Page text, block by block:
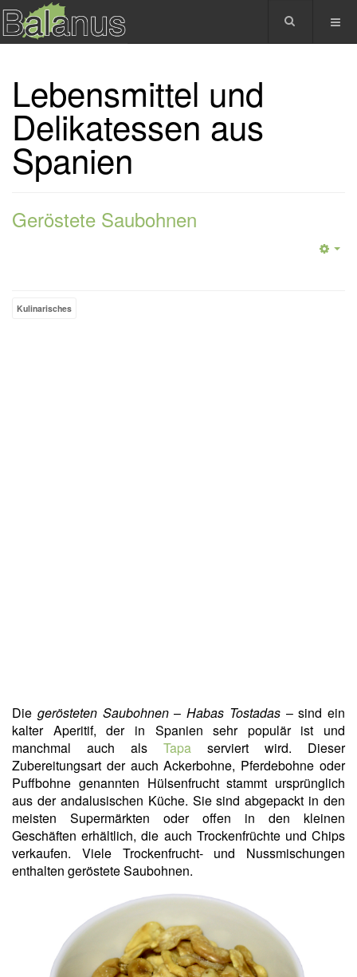
Lebensmittel und
Delikatessen aus
Spanien
Geröstete Saubohnen
Kulinarisches
Die gerösteten Saubohnen– Habas Tostadas– sind ein
kalter Aperitif, der in Spanien sehr populär ist und
manchmal auch als Tapa serviert wird. Dieser
Zubereitungsart der auch Ackerbohne, Pferdebohne oder
Puffbohne genannten Hülsenfrucht stammt ursprünglich
aus der andalusischen Küche. Sie sind abgepackt in den
meisten Supermärkten oder offen in den kleinen
Geschäften erhältlich, die auch Trockenfrüchte und Chips
verkaufen. Viele Trockenfrucht- und Nussmischungen
enthalten geröstete Saubohnen.